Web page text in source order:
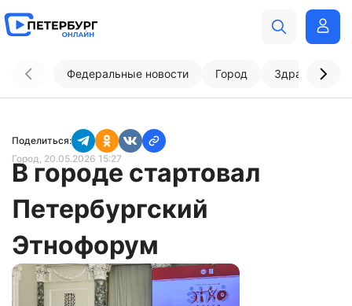
Федеральные новости Город
Поделиться:
Город, 20.05.2026 15:27
В городе стартовал
Петербургский
Этнофорум